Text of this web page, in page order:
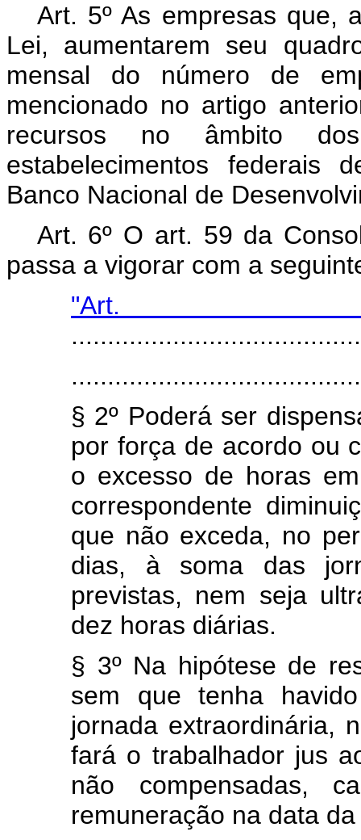
Art. 5º As empresas que,
Lei, aumentarem seu
mensal do número de
mencionado no artigo
recursos no âmbito
estabelecimentos federais
Banco Nacional de
Art. 6º O art. 59 da
passa a vigorar com a
§ 2º Poderá ser
por força de acordo ou
o excesso de horas
correspondente
que não exceda, no
dias, à soma das
previstas, nem seja
dez horas diárias.
§ 3º Na hipótese de
sem que tenha
jornada extraordinária,
fará o trabalhador jus
não compensadas,
remuneração na data